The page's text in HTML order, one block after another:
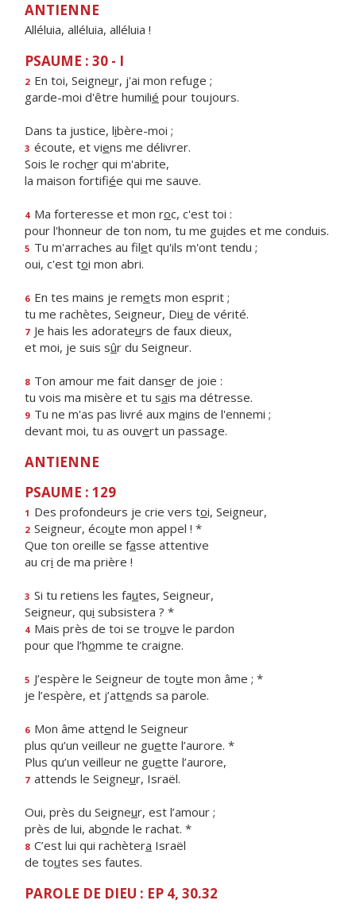
ANTIENNE
Alléluia, alléluia, alléluia !
PSAUME : 30 - I
2 En toi, Seigneur, j'ai mon refuge ;
garde-moi d'être humilié pour toujours.
Dans ta justice, libère-moi ;
3 écoute, et viens me délivrer.
Sois le rocher qui m'abrite,
la maison fortifiée qui me sauve.
4 Ma forteresse et mon roc, c'est toi :
pour l'honneur de ton nom, tu me guides et me conduis.
5 Tu m'arraches au filet qu'ils m'ont tendu ;
oui, c'est toi mon abri.
6 En tes mains je remets mon esprit ;
tu me rachètes, Seigneur, Dieu de vérité.
7 Je hais les adorateurs de faux dieux,
et moi, je suis sûr du Seigneur.
8 Ton amour me fait danser de joie :
tu vois ma misère et tu sais ma détresse.
9 Tu ne m'as pas livré aux mains de l'ennemi ;
devant moi, tu as ouvert un passage.
ANTIENNE
PSAUME : 129
1 Des profondeurs je crie vers toi, Seigneur,
2 Seigneur, écoute mon appel ! *
Que ton oreille se fasse attentive
au cri de ma prière !
3 Si tu retiens les fautes, Seigneur,
Seigneur, qui subsistera ? *
4 Mais près de toi se trouve le pardon
pour que l’homme te craigne.
5 J’espère le Seigneur de toute mon âme ; *
je l’espère, et j’attends sa parole.
6 Mon âme attend le Seigneur
plus qu’un veilleur ne guette l’aurore. *
Plus qu’un veilleur ne guette l’aurore,
7 attends le Seigneur, Israël.
Oui, près du Seigneur, est l’amour ;
près de lui, abonde le rachat. *
8 C’est lui qui rachètera Israël
de toutes ses fautes.
PAROLE DE DIEU : EP 4, 30.32